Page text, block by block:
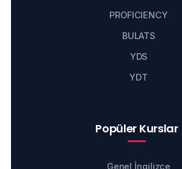
PROFICIENCY
BULATS
YDS
YDT
Popüler Kurslar
Genel İngilizce